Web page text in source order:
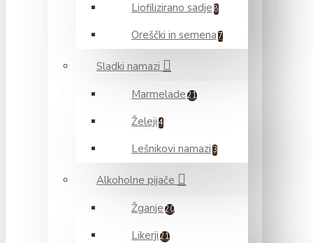
Liofilizirano sadje 8
Oreščki in semena 7
Sladki namazi
Marmelade 21
Želeji 4
Lešnikovi namazi 3
Alkoholne pijače
Žganje 20
Likerji 21